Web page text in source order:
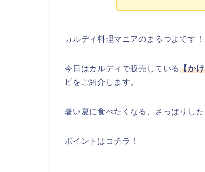
カルディ料理マニアのまるつよです！
今日はカルディで販売している【か
ピをご紹介します。
暑い夏に食べたくなる、さっぱりし
ポイントはコチラ！